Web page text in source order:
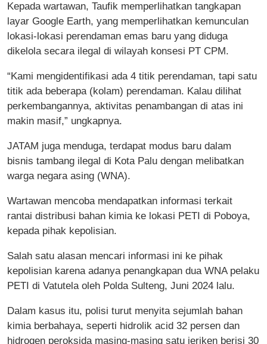
Kepada wartawan, Taufik memperlihatkan tangkapan
layar Google Earth, yang memperlihatkan kemunculan
lokasi-lokasi perendaman emas baru yang diduga
dikelola secara ilegal di wilayah konsesi PT CPM.
“Kami mengidentifikasi ada 4 titik perendaman, tapi satu
titik ada beberapa (kolam) perendaman. Kalau dilihat
perkembangannya, aktivitas penambangan di atas ini
makin masif,” ungkapnya.
JATAM juga menduga, terdapat modus baru dalam
bisnis tambang ilegal di Kota Palu dengan melibatkan
warga negara asing (WNA).
Wartawan mencoba mendapatkan informasi terkait
rantai distribusi bahan kimia ke lokasi PETI di Poboya,
kepada pihak kepolisian.
Salah satu alasan mencari informasi ini ke pihak
kepolisian karena adanya penangkapan dua WNA pelaku
PETI di Vatutela oleh Polda Sulteng, Juni 2024 lalu.
Dalam kasus itu, polisi turut menyita sejumlah bahan
kimia berbahaya, seperti hidrolik acid 32 persen dan
hidrogen peroksida masing-masing satu jeriken berisi 30